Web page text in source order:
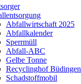
Abfallwirtschaft 2025
Abfallkalender
Sperrmüll
Abfall-ABC
Gelbe Tonne
Recyclinghof Büdingen
Schadstoffmobil